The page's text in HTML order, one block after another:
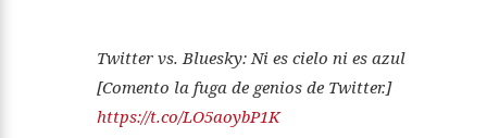
Twitter vs. Bluesky: Ni es cielo ni es azul
[Comento la fuga de genios de Twitter.]
https://t.co/LO5aoybP1K